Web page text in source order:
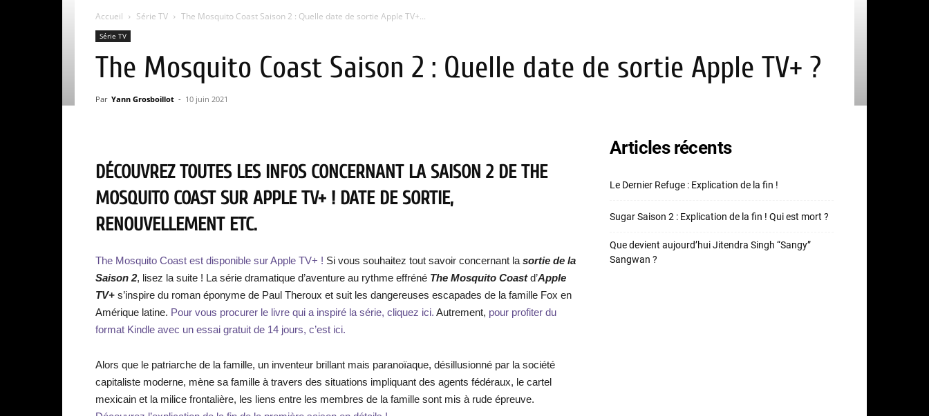
Accueil Série TV The Mosquito Coast Saison 2 : Quelle date de sortie Apple TV+...
Série TV
The Mosquito Coast Saison 2 : Quelle date de sortie Apple TV+ ?
Par Yann Grosboillot - 10 juin 2021
DÉCOUVREZ TOUTES LES INFOS CONCERNANT LA SAISON 2 DE THE
MOSQUITO COAST SUR APPLE TV+ ! DATE DE SORTIE,
RENOUVELLEMENT ETC.
The Mosquito Coast est disponible sur Apple TV+ ! Si vous souhaitez tout savoir concernant la sortie de la
Saison 2, lisez la suite ! La série dramatique d’aventure au rythme effréné The Mosquito Coastd’Apple
TV+ s’inspire du roman éponyme de Paul Theroux et suit les dangereuses escapades de la famille Fox en
Amérique latine. Pour vous procurer le livre qui a inspiré la série, cliquez ici. Autrement, pour profiter du
format Kindle avec un essai gratuit de 14 jours, c’est ici.
Alors que le patriarche de la famille, un inventeur brillant mais paranoïaque, désillusionné par la société
capitaliste moderne, mène sa famille à travers des situations impliquant des agents fédéraux, le cartel
mexicain et la milice frontalière, les liens entre les membres de la famille sont mis à rude épreuve.
Articles récents
Le Dernier Refuge : Explication de la fin !
Sugar Saison 2 : Explication de la fin ! Qui est mort ?
Que devient aujourd’hui Jitendra Singh “Sangy”
Sangwan ?